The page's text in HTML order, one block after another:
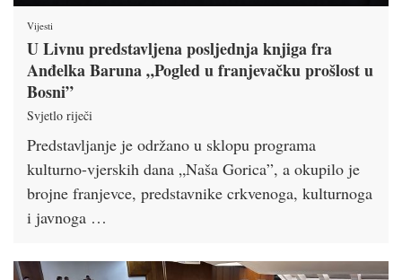
Vijesti
U Livnu predstavljena posljednja knjiga fra
Anđelka Baruna „Pogled u franjevačku prošlost u
Bosni”
Svjetlo riječi
Predstavljanje je održano u sklopu programa
kulturno-vjerskih dana „Naša Gorica”, a okupilo je
brojne franjevce, predstavnike crkvenoga, kulturnoga
i javnoga …